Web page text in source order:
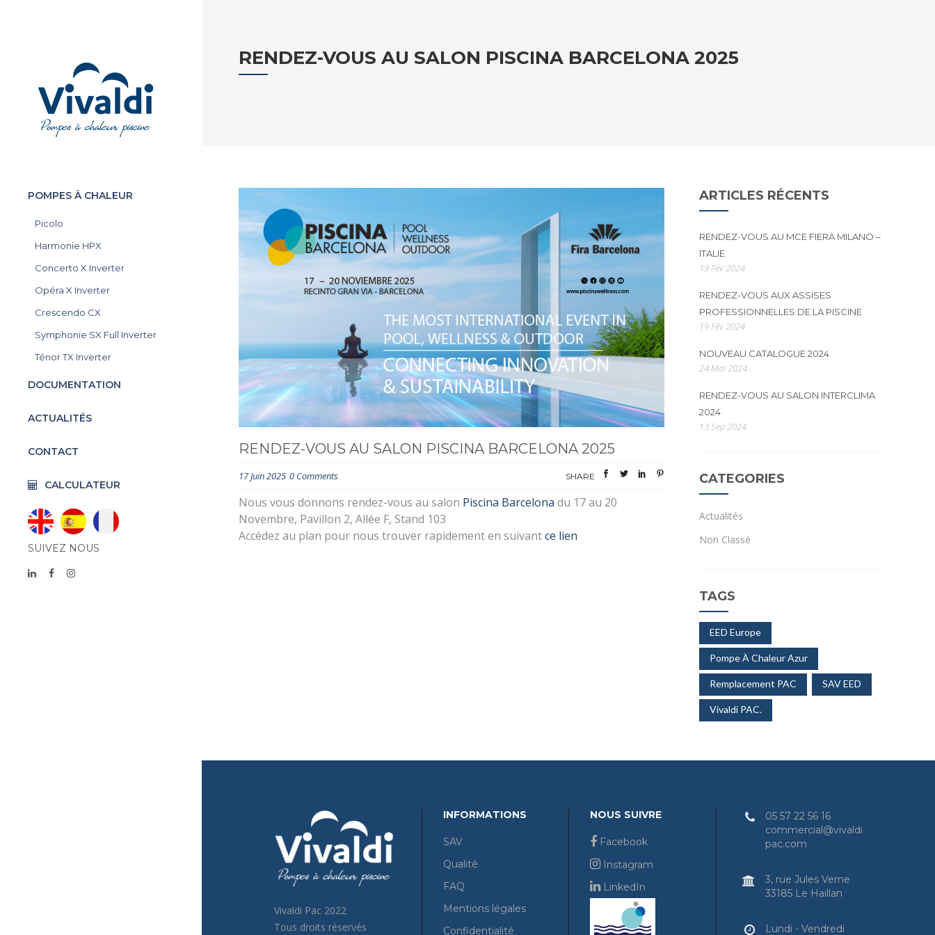
POMPES À CHALEUR
Picolo
Harmonie HPX
Concerto X Inverter
Opéra X Inverter
Crescendo CX
Symphonie SX Full Inverter
Ténor TX Inverter
DOCUMENTATION
ACTUALITÉS
CONTACT
CALCULATEUR
SUIVEZ NOUS
RENDEZ-VOUS AU SALON PISCINA BARCELONA 2025
RENDEZ-VOUS AU SALON PISCINA BARCELONA 2025
17 Juin 2025 0 Comments SHARE
Nous vous donnons rendez-vous au salon Piscina Barcelona du 17 au 20
Novembre, Pavillon 2, Allée F, Stand 103
Accédez au plan pour nous trouver rapidement en suivantce lien
ARTICLES RÉCENTS
RENDEZ-VOUS AU MCE FIERA MILANO –
ITALIE
19 Fév 2024
RENDEZ-VOUS AUX ASSISES
PROFESSIONNELLES DE LA PISCINE
19 Fév 2024
NOUVEAU CATALOGUE 2024
24 Mai 2024
RENDEZ-VOUS AU SALON INTERCLIMA
2024
13 Sep 2024
CATEGORIES
Actualités
Non Classé
TAGS
EED Europe
Pompe À Chaleur Azur
Remplacement PAC SAV EED
Vivaldi PAC.
Vivaldi Pac 2022
Tous droits réservés
INFORMATIONS
SAV
Qualité
FAQ
Mentions légales
Confidentialité
NOUS SUIVRE
Facebook
Instagram
LinkedIn
05 57 22 56 16
commercial@vivaldi
pac.com
3, rue Jules Verne
33185 Le Haillan
Lundi - Vendredi